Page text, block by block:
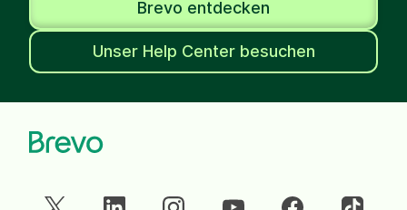
Brevo entdecken
Unser Help Center besuchen